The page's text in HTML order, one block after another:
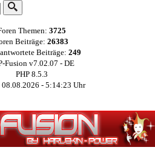
Themen: 3725
Beiträge: 26383
Beiträge: 249
Fusion v7.02.07 - DE
PHP 8.5.3
08.08.2026 - 5:14:24 Uhr